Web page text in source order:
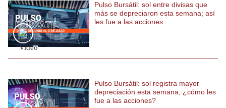
Pulso Bursátil: sol entre divisas que
más se depreciaron esta semana; así
les fue a las acciones
Pulso Bursátil: sol registra mayor
depreciación esta semana, ¿cómo les
fue a las acciones?